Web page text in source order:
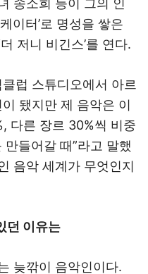
송소희 등이 그의 인
이터’로 명성을 쌓은
저니 비긴스’를 연다.
럽 스튜디오에서 아르
됐지만 제 음악은 이
다른 장르 30%씩 비중
만들어갈 때”라고 말했
음악 세계가 무엇인지
던 이유는
늦깎이 음악인이다.